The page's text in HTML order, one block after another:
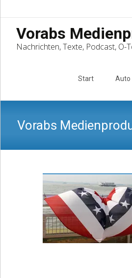
Vorabs
Nachrichten, Texte, Podcast, O-
Start Auto
Vorabs